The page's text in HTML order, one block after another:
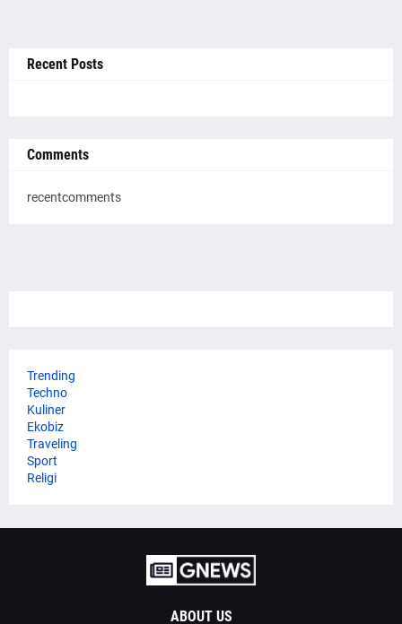
Recent Posts
Comments
recentcomments
Trending
Techno
Kuliner
Ekobiz
Traveling
Sport
Religi
ABOUT US